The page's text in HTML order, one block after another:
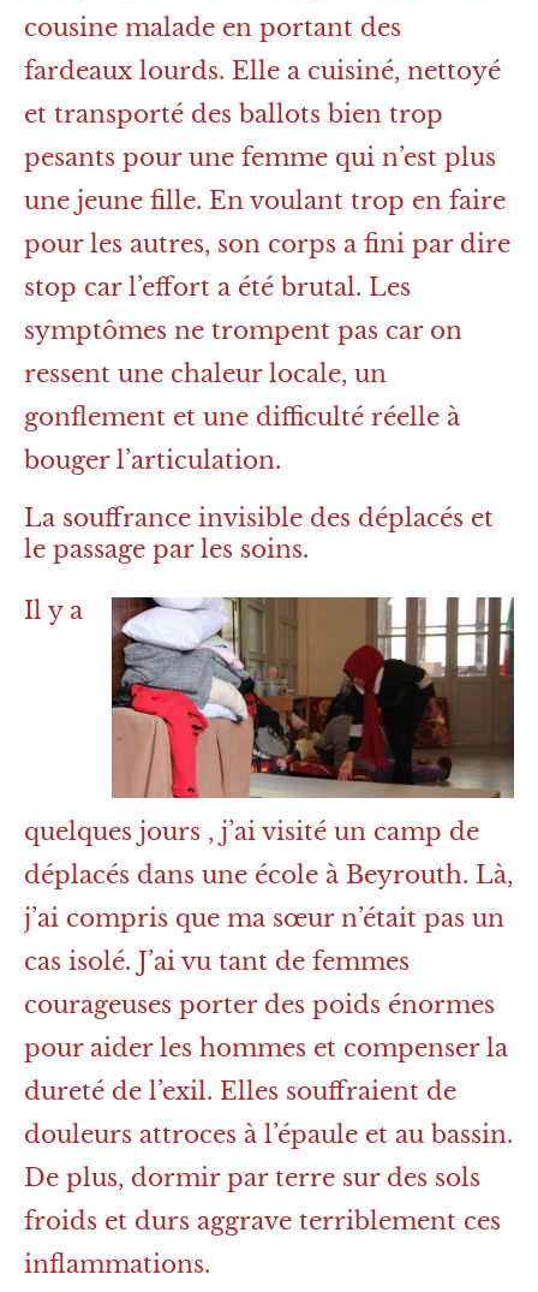
cousine malade en portant des
fardeaux lourds. Elle a cuisiné, nettoyé
et transporté des ballots bien trop
pesants pour une femme qui n’est plus
une jeune fille. En voulant trop en faire
pour les autres, son corps a fini par dire
stop car l’effort a été brutal. Les
symptômes ne trompent pas car on
ressent une chaleur locale, un
gonflement et une difficulté réelle à
bouger l’articulation.
La souffrance invisible des déplacés et
le passage par les soins.
Il y a
quelques jours , j’ai visité un camp de
déplacés dans une école à Beyrouth. Là,
j’ai compris que ma sœur n’était pas un
cas isolé. J’ai vu tant de femmes
courageuses porter des poids énormes
pour aider les hommes et compenser la
dureté de l’exil. Elles souffraient de
douleurs attroces à l’épaule et au bassin.
De plus, dormir par terre sur des sols
froids et durs aggrave terriblement ces
inflammations.